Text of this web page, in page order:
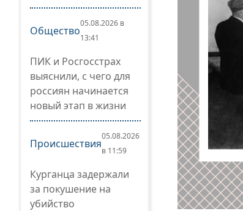
Общество
05.08.2026 в
13:41
ПИК и Росгосстрах
выяснили, с чего для
россиян начинается
новый этап в жизни
Происшествия
05.08.2026
в 11:59
Курганца задержали
за покушение на
убийство